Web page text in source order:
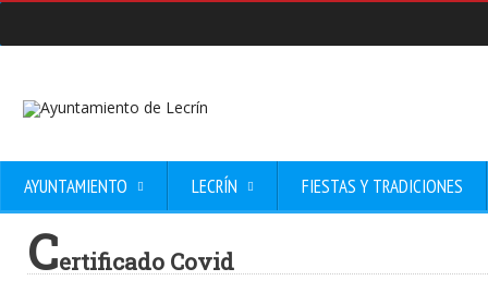
AYUNTAMIENTO LECRÍN FIESTAS Y TRADICIONES
Certificado Covid